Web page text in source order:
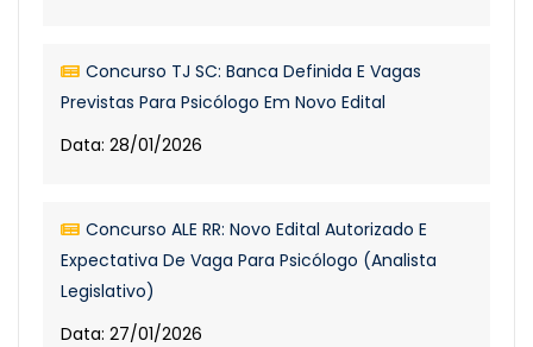
Concurso TJ SC: Banca Definida E Vagas
Previstas Para Psicólogo Em Novo Edital
Data: 28/01/2026
Concurso ALE RR: Novo Edital Autorizado E
Expectativa De Vaga Para Psicólogo (Analista
Legislativo)
Data: 27/01/2026